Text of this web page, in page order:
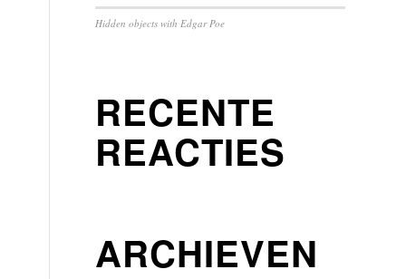
Hidden objects with Edgar Poe
RECENTE
REACTIES
ARCHIEVEN